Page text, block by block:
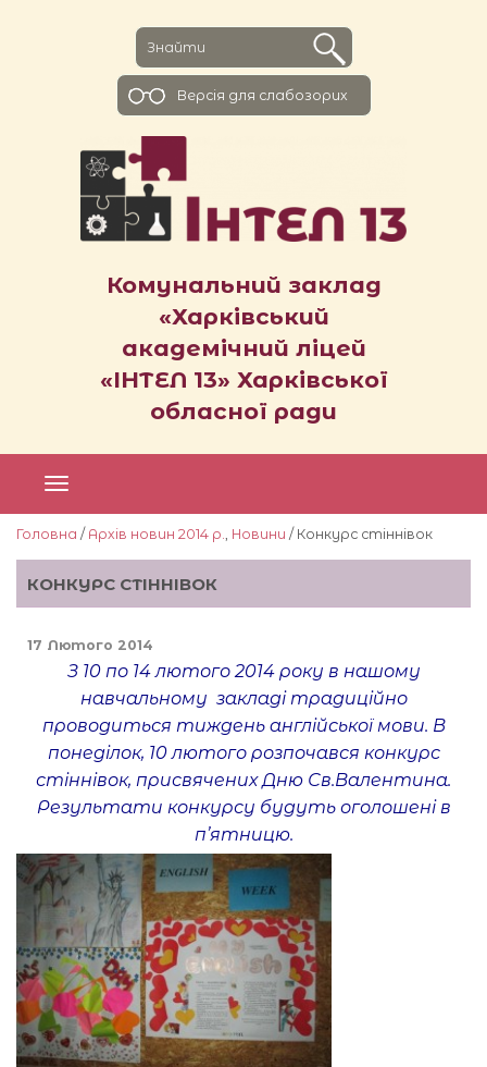
Комунальний заклад
«Харківський
академічний ліцей
«ІНТЕЛ 13» Харківської
обласної ради
Версiя для слабозорих
Головна / Архів новин 2014 р. Новини / Конкурс стіннівок
КОНКУРС СТІННІВОК
17 Лютого 2014
З 10 по 14 лютого 2014 року в нашому
навчальному закладі традиційно
проводиться тиждень англійської мови. В
понеділок, 10 лютого розпочався конкурс
стіннівок, присвячених Дню Св.Валентина.
Результати конкурсу будуть оголошені в
п’ятницю.